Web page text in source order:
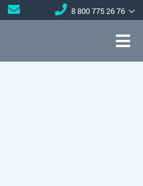
8 800 775 26 76